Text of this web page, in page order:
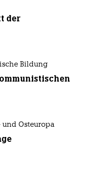
der
Bildung
Osteuropa